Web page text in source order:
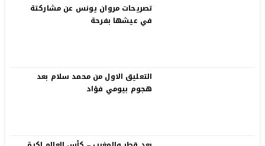
تصريحات مروان يونس عن مشاركتة
في عيشها بفرحة
التعليق الاول من محمد سلام بعد
هجوم بيومي فؤاد